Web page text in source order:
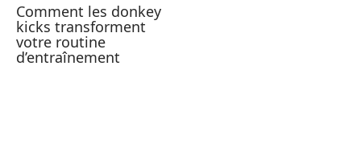
Comment les donkey
kicks transforment
votre routine
d’entraînement